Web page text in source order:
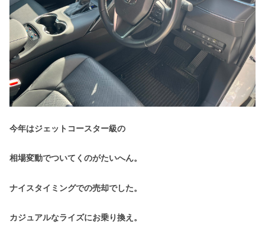
今年はジェットコースター級の
相場変動でついてくのがたいへん。
ナイスタイミングでの売却でした。
カジュアルなライズにお乗り換え。